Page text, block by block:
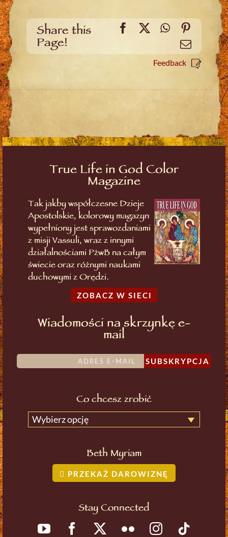
Share this
Page!
Facebook
X WhatsApp
Email
Feedback
True Life in God Color
Magazine
Tak jakby współczesne Dzieje
Apostolskie, kolorowy magazyn
wypełniony jest sprawozdaniami
z misji Vassuli, wraz z innymi
działalnościami PżwB na całym
świecie oraz różnymi naukami
duchowymi z Orędzi.
ZOBACZ W SIECI
Wiadomości na skrzynkę e-
mail
SUBSKRYPCJA
Co chcesz zrobić
Wybierz opcję
Beth Myriam
PRZEKAŻ DAROWIZNĘ
Stay Connected